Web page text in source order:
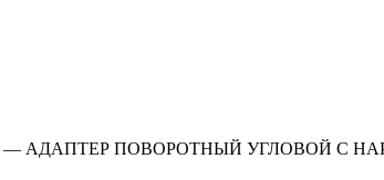
— АДАПТЕР ПОВОРОТНЫЙ УГЛОВОЙ С